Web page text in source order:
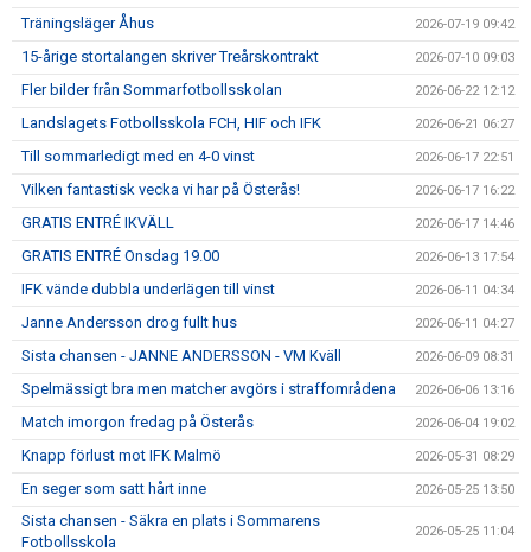
Träningsläger Åhus 2026-07-19 09:42
15-årige stortalangen skriver Treårskontrakt 2026-07-10 09:03
Fler bilder från Sommarfotbollsskolan 2026-06-22 12:12
Landslagets Fotbollsskola FCH, HIF och IFK 2026-06-21 06:27
Till sommarledigt med en 4-0 vinst 2026-06-17 22:51
Vilken fantastisk vecka vi har på Österås! 2026-06-17 16:22
GRATIS ENTRÉ IKVÄLL 2026-06-17 14:46
GRATIS ENTRÉ Onsdag 19.00 2026-06-13 17:54
IFK vände dubbla underlägen till vinst 2026-06-11 04:34
Janne Andersson drog fullt hus 2026-06-11 04:27
Sista chansen - JANNE ANDERSSON - VM Kväll 2026-06-09 08:31
Spelmässigt bra men matcher avgörs i straffområdena 2026-06-06 13:16
Match imorgon fredag på Österås 2026-06-04 19:02
Knapp förlust mot IFK Malmö 2026-05-31 08:29
En seger som satt hårt inne 2026-05-25 13:50
Sista chansen - Säkra en plats i Sommarens
Fotbollsskola
2026-05-25 11:04